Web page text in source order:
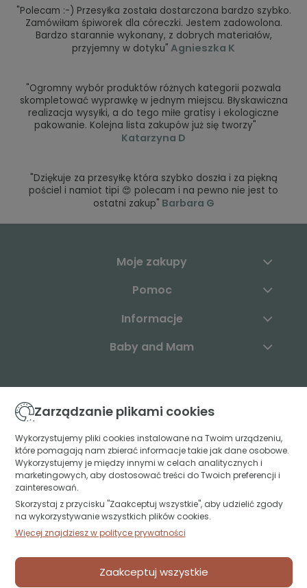
"Polecam :-) Przesyłka została dostarczona bardzo szybko.
Zamówiłam śpiworek dla córeczki. Jestem zadowolona.
Bardzo starannie wykonany, z dobrych materiałów,
przyjemny w dotyku" Agnieszka K
"Ogromny wybór produktów różnych kategorii pozwala
skompletować wyprawkę w jednym miejscu. Błyskawiczna
realizacja wysyłki, a do tego miłe gratisy i ekologiczne
pakowanie. Kolejna lista zakupów już się tworzy"
Katarzyna D
"Dziękuje za przesyłkę która szybko doszła i za piękną
pościel i namiot tipi 😍 polecam i na pewno nie jest to
ostatni zakup" Barbara G
Moje zakupy
Pomoc
Informacje
Baby and Mam
+48 883 003 904
kontakt@babyandmam.pl
Znajdź nas:
15-349 Białystok
Zarządzanie plikami cookies
Wykorzystujemy pliki cookies instalowane na Twoim urządzeniu,
które pomagają nam zbierać informacje takie jak dane osobowe.
Wykorzystujemy je między innymi w celach analitycznych i
marketingowych, aby dostosować treści do Twoich preferencji i
zainteresowań.
Skorzystaj z przycisku "Zaakceptuj wszystkie", aby udzielić zgody
na wykorzystywanie wszystkich plików cookies.
Więcej znajdziesz w polityce prywatności
Zaakceptuj wszystkie